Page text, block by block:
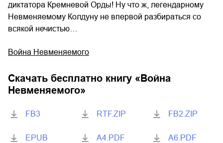
диктатора Кремневой Орды! Ну что ж, легендарному
Невменяемому Колдуну не впервой разбираться со
всякой нечистью…
Война Невменяемого
Скачать бесплатно книгу « Война
Невменяемого»
FB3
EPUB
RTF.ZIP
A4.PDF
FB2.ZIP
A6.PDF